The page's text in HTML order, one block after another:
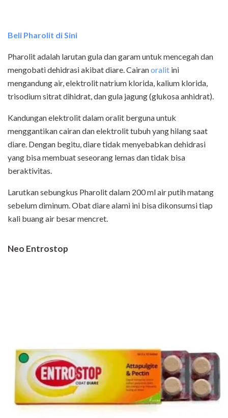
Beli Pharolit di Sini
Pharolit adalah larutan gula dan garam untuk mencegah dan
mengobati dehidrasi akibat diare. Cairanoralit ini
mengandung air, elektrolit natrium klorida, kalium klorida,
trisodium sitrat dihidrat, dan gula jagung (glukosa anhidrat).
Kandungan elektrolit dalam oralit berguna untuk
menggantikan cairan dan elektrolit tubuh yang hilang saat
diare. Dengan begitu, diare tidak menyebabkan dehidrasi
yang bisa membuat seseorang lemas dan tidak bisa
beraktivitas.
Larutkan sebungkus Pharolit dalam 200 ml air putih matang
sebelum diminum. Obat diare alami ini bisa dikonsumsi tiap
kali buang air besar mencret.
Neo Entrostop